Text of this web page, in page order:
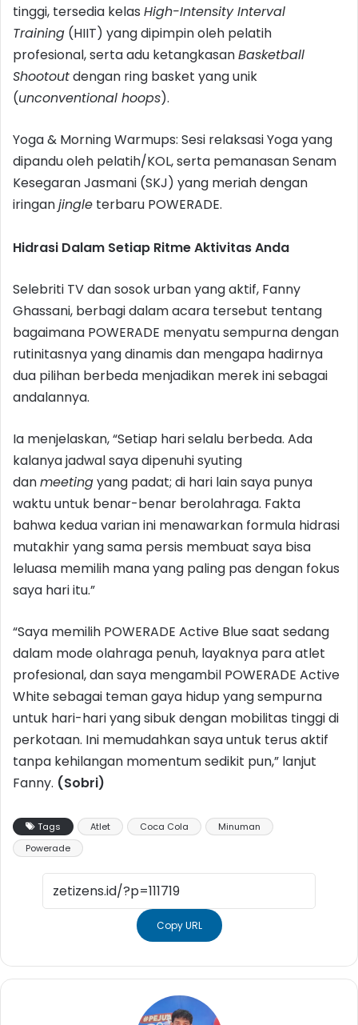
tinggi, tersedia kelas High-Intensity Interval
Training (HIIT) yang dipimpin oleh pelatih
profesional, serta adu ketangkasanBasketball
Shootoutdengan ring basket yang unik
(unconventional hoops).
Yoga & Morning Warmups: Sesi relaksasi Yoga yang
dipandu oleh pelatih/KOL, serta pemanasan Senam
Kesegaran Jasmani (SKJ) yang meriah dengan
iringanjingle terbaru POWERADE.
Hidrasi Dalam Setiap Ritme Aktivitas Anda
Selebriti TV dan sosok urban yang aktif, Fanny
Ghassani, berbagi dalam acara tersebut tentang
bagaimana POWERADE menyatu sempurna dengan
rutinitasnya yang dinamis dan mengapa hadirnya
dua pilihan berbeda menjadikan merek ini sebagai
andalannya.
Ia menjelaskan, “Setiap hari selalu berbeda. Ada
kalanya jadwal saya dipenuhi syuting
danmeetingyang padat; di hari lain saya punya
waktu untuk benar-benar berolahraga. Fakta
bahwa kedua varian ini menawarkan formula hidrasi
mutakhir yang sama persis membuat saya bisa
leluasa memilih mana yang paling pas dengan fokus
saya hari itu.”
“Saya memilih POWERADE Active Blue saat sedang
dalam mode olahraga penuh, layaknya para atlet
profesional, dan saya mengambil POWERADE Active
White sebagai teman gaya hidup yang sempurna
untuk hari-hari yang sibuk dengan mobilitas tinggi di
perkotaan. Ini memudahkan saya untuk terus aktif
tanpa kehilangan momentum sedikit pun,” lanjut
Fanny. (Sobri)
Tags Atlet Coca Cola
Minuman
Powerade
Copy URL